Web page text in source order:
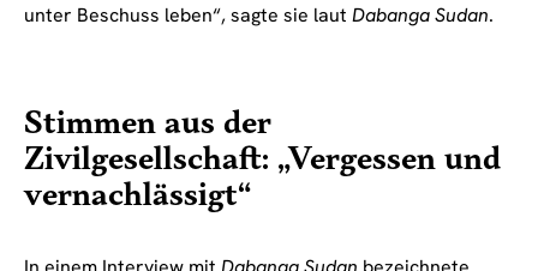
unter Beschuss leben“, sagte sie laut Dabanga Sudan.
Stimmen aus der
Zivilgesellschaft: „Vergessen und
vernachlässigt“